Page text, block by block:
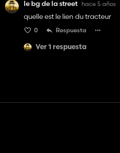
le bg de la street hace 5 años
quelle est le lien du tracteur
0 Respuesta
Ver 1 respuesta